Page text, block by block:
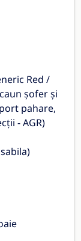
Red /
șofer și
pahare,
- AGR)